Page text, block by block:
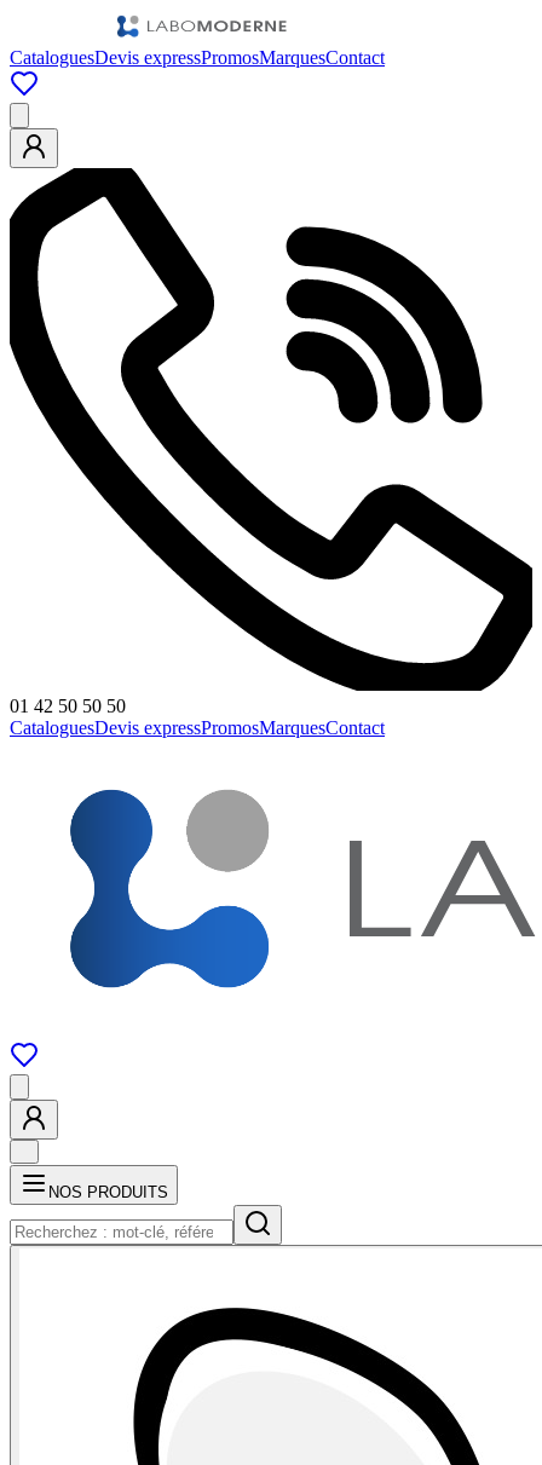
CataloguesDevis expressPromosMarquesContact
01 42 50 50 50
CataloguesDevis expressPromosMarquesContact
NOS PRODUITS